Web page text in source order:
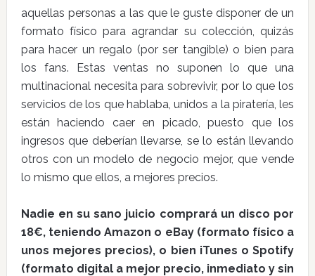
aquellas personas a las que le guste disponer de un
formato físico para agrandar su colección, quizás
para hacer un regalo (por ser tangible) o bien para
los fans. Estas ventas no suponen lo que una
multinacional necesita para sobrevivir, por lo que los
servicios de los que hablaba, unidos a la piratería, les
están haciendo caer en picado, puesto que los
ingresos que deberían llevarse, se lo están llevando
otros con un modelo de negocio mejor, que vende
lo mismo que ellos, a mejores precios.
Nadie en su sano juicio comprará un disco por
18€, teniendo Amazon o eBay (formato físico a
unos mejores precios), o bien iTunes o Spotify
(formato digital a mejor precio, inmediato y sin